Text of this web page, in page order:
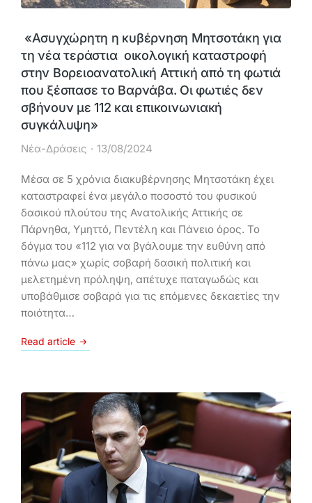
«Ασυγχώρητη η κυβέρνηση Μητσοτάκη για
τη νέα τεράστια οικολογική καταστροφή
στην Βορειοανατολική Αττική από τη φωτιά
που ξέσπασε το Βαρνάβα. Οι φωτιές δεν
σβήνουν με 112 και επικοινωνιακή
συγκάλυψη»
Νέα-Δράσεις 13/08/2024
Μέσα σε 5 χρόνια διακυβέρνησης Μητσοτάκη έχει
καταστραφεί ένα μεγάλο ποσοστό του φυσικού
δασικού πλούτου της Ανατολικής Αττικής σε
Πάρνηθα, Υμηττό, Πεντέλη και Πάνειο όρος. Το
δόγμα του «112 για να βγάλουμε την ευθύνη από
πάνω μας» χωρίς σοβαρή δασική πολιτική και
μελετημένη πρόληψη, απέτυχε παταγωδώς και
υποβάθμισε σοβαρά για τις επόμενες δεκαετίες την
ποιότητα…
Read article